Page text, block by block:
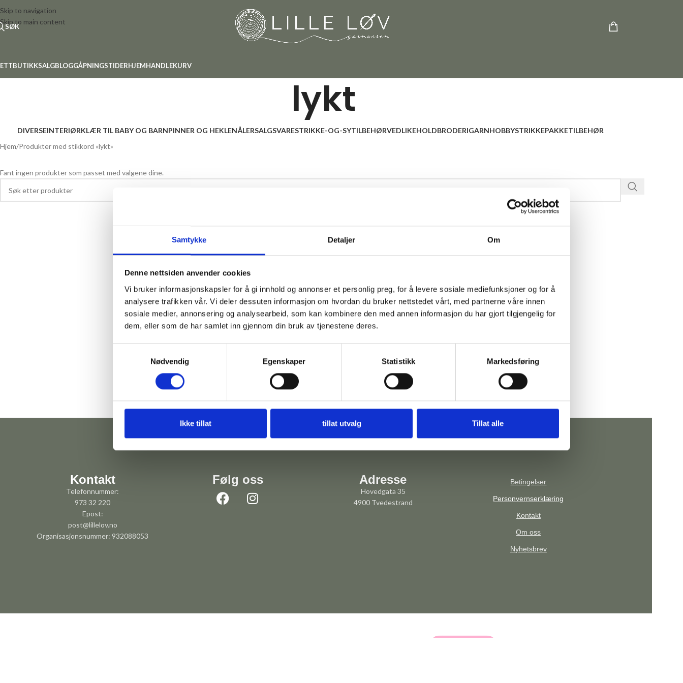
Samtykke Detaljer Om
Denne nettsiden anvender cookies
Vi bruker informasjonskapsler for å gi innhold og annonser et personlig preg, for å levere sosiale mediefunksjoner og for å
analysere trafikken vår. Vi deler dessuten informasjon om hvordan du bruker nettstedet vårt, med partnerne våre innen
sosiale medier, annonsering og analysearbeid, som kan kombinere den med annen informasjon du har gjort tilgjengelig for
dem, eller som de har samlet inn gjennom din bruk av tjenestene deres.
Nødvendig
Egenskaper Statistikk Markedsføring
Ikke tillat tillat utvalg Tillat alle
Skip to navigation
Skip to main content
SØK
SALGBLOGGÅPNINGSTIDERHJEMHANDLEKURV
lykt
DIVERSEINTERIØRKLÆR TIL BABY OG BARNPINNER OG HEKLENÅLERSALGSVARESTRIKKE-OG-SYTILBEHØRVEDLIKEHOLDBRODERIGARNHOBBYSTRIKKEPAKKETILBEHØR
Hjem Produkter med stikkord «lykt»
Fant ingen produkter som passet med valgene dine.
Kontakt
Telefonnummer:
973 32 220
Epost:
post@lillelov.no
Organisasjonsnummer: 932088053
Følg oss Adresse
Hovedgata 35
4900 Tvedestrand
Betingelser
Personvernserklæring
Kontakt
Om oss
Nyhetsbrev